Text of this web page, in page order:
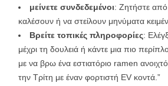
μείνετε συνδεδεμένοι: Ζητήστε
καλέσουν ή να στείλουν μηνύματα
Βρείτε τοπικές πληροφορίες:
μέχρι τη δουλειά ή κάντε μια πιο
με να βρω ένα εστιατόριο ramen
την Τρίτη με έναν φορτιστή EV κοντά.”